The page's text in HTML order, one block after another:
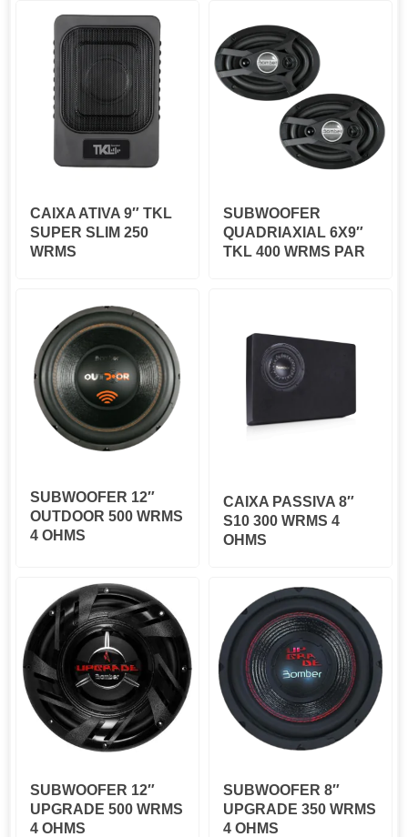
CAIXA ATIVA 9″ TKL
SUPER SLIM 250
WRMS
SUBWOOFER
QUADRIAXIAL 6X9″
TKL 400 WRMS PAR
SUBWOOFER 12″
OUTDOOR 500 WRMS
4 OHMS
CAIXA PASSIVA 8″
S10 300 WRMS 4
OHMS
SUBWOOFER 12″
UPGRADE 500 WRMS
4 OHMS
SUBWOOFER 8″
UPGRADE 350 WRMS
4 OHMS